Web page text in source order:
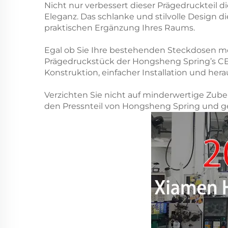
Nicht nur verbessert dieser Prägedruckteil
Eleganz. Das schlanke und stilvolle Design
praktischen Ergänzung Ihres Raums.
Egal ob Sie Ihre bestehenden Steckdosen
Prägedruckstück der Hongsheng Spring’s
Konstruktion, einfacher Installation und
Verzichten Sie nicht auf minderwertige
den Pressnteil von Hongsheng Spring und